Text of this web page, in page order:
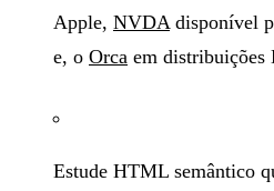
Apple, NVDA disponível
e, o Orca em distribuições
Estude HTML semântico